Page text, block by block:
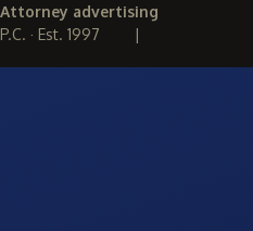
Attorney
P.C. · Est. 1997